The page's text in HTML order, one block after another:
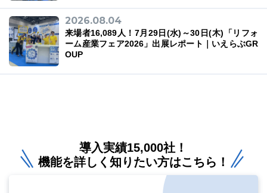
2026.08.04
来場者16,089人！7月29日(水)～30日(木)「リフォ
ーム産業フェア2026」出展レポート｜いえらぶGR
OUP
導入実績15,000社！
機能を詳しく知りたい方はこちら！